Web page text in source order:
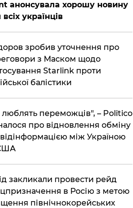
анонсувала хорошу новину
українців
зробив уточнення про
з Маском щодо
Starlink проти
балістики
люблять переможців", – Politico
про відновлення обміну
між Україною
закликали провести рейд
в Росію з метою
північнокорейських